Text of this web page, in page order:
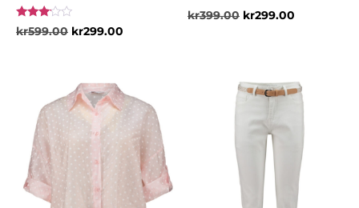
Betygsatt
3.00
kr599.00 kr299.00
kr399.00 kr299.00